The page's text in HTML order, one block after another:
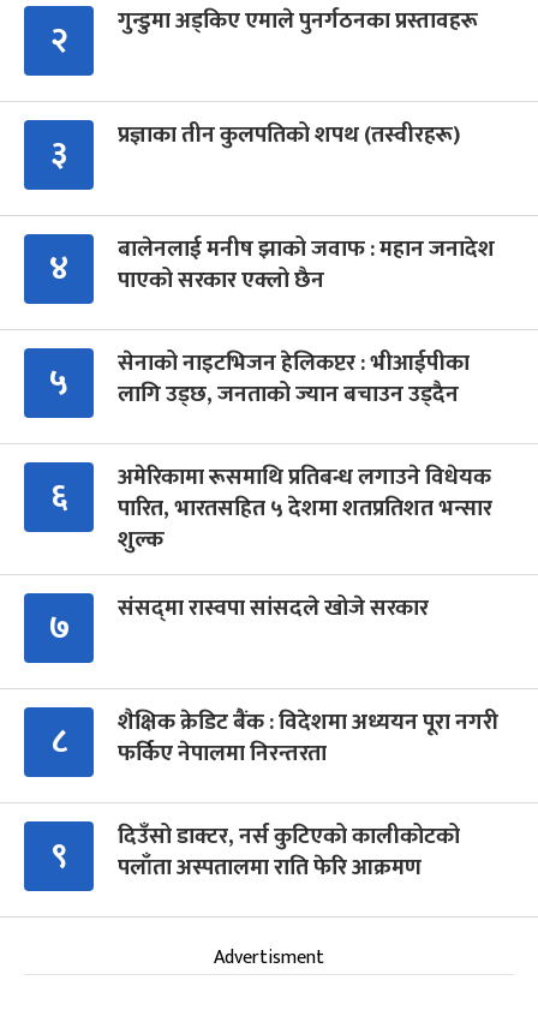
२ गुन्डुमा अड्किए एमाले पुनर्गठनका प्रस्तावहरू
३ प्रज्ञाका तीन कुलपतिको शपथ (तस्वीरहरू)
४
बालेनलाई मनीष झाको जवाफ : महान जनादेश
पाएको सरकार एक्लो छैन
५
सेनाको नाइटभिजन हेलिकप्टर : भीआईपीका
लागि उड्छ, जनताको ज्यान बचाउन उड्दैन
६
अमेरिकामा रूसमाथि प्रतिबन्ध लगाउने विधेयक
पारित, भारतसहित ५ देशमा शतप्रतिशत भन्सार
शुल्क
७ संसद्‍मा रास्वपा सांसदले खोजे सरकार
८
शैक्षिक क्रेडिट बैंक : विदेशमा अध्ययन पूरा नगरी
फर्किए नेपालमा निरन्तरता
९
दिउँसो डाक्टर, नर्स कुटिएको कालीकोटको
पलाँता अस्पतालमा राति फेरि आक्रमण
Advertisment